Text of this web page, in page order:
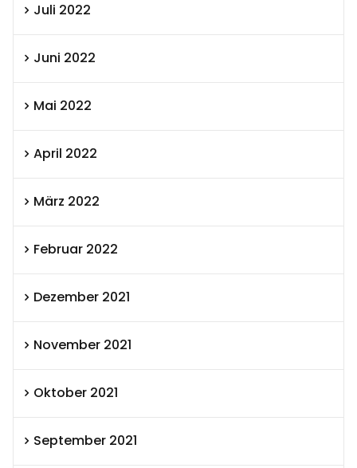
Juli 2022
Juni 2022
Mai 2022
April 2022
März 2022
Februar 2022
Dezember 2021
November 2021
Oktober 2021
September 2021